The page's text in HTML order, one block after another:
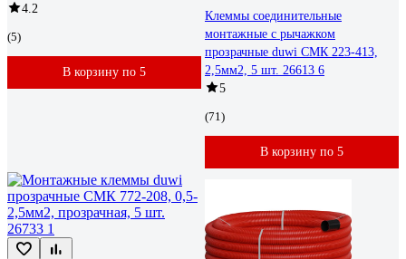
4.2
(5)
В корзину по 5
Клеммы соединительные
монтажные с рычажком
прозрачные duwi СМК 223-413,
2,5мм2, 5 шт. 26613 6
5
(71)
В корзину по 5